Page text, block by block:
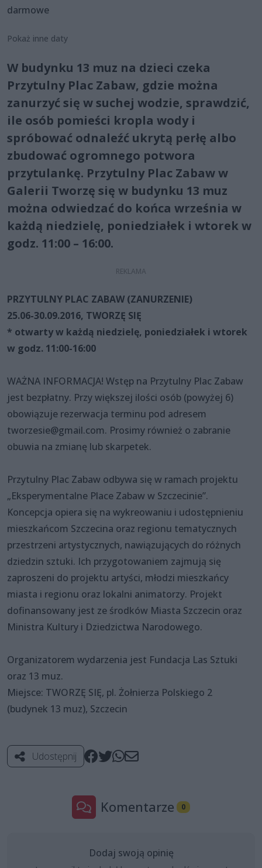
darmowe
Pokaż inne daty
W budynku 13 muz na dzieci czeka
Przytulny Plac Zabaw, gdzie można
zanurzyć się w suchej wodzie, sprawdzić,
ile osób pomieści kropla wody i
spróbować odnaleźć ukrytą perłę albo
zbudować ogromnego potwora
przytulankę. Przytulny Plac Zabaw w
Galerii Tworzę się w budynku 13 muz
można odwiedzać do końca września w
każdą niedzielę, poniedziałek i wtorek w
godz. 11:00 – 16:00.
PRZYTULNY PLAC ZABAW (ZANURZENIE)
25.06-30.09.2016, TWORZĘ SIĘ
* otwarty w każdą niedzielę, poniedziałek i wtorek
w godz. 11:00-16:00
WAŻNA INFORMACJA! Wstęp na Przytulny Plac Zabaw
jest bezpłatny. Przy większej ilości osób (powyżej 6)
obowiązuje rezerwacja terminu pod adresem
tworzesie@gmail.com. Prosimy również o zabranie
obuwia na zmianę lub skarpetek.
Przytulny Plac Zabaw odbywa się w ramach projektu
„Eksperymentalne Place Zabaw w Szczecinie”.
Koncepcja opiera się na wykreowaniu i udostępnieniu
mieszkańcom Szczecina oraz regionu tematycznych
przestrzeni artystycznych, nawiązujących do różnych
dziedzin sztuki. Ich przygotowaniem zajmują się
zaproszeni do projektu artyści, młodzi mieszkańcy
miasta i regionu oraz lokalni animatorzy. Projekt
dofinansowany jest ze środków Miasta Szczecin oraz
Ministra Kultury i Dziedzictwa Narodowego.
Organizatorem wydarzenia jest Fundacja Las Sztuki
oraz 13 muz.
Miejsce: TWORZĘ SIĘ, pl. Żołnierza Polskiego 2
(budynek 13 muz), Szczecin
Udostępnij
Komentarze 0
Dodaj swoją opinię